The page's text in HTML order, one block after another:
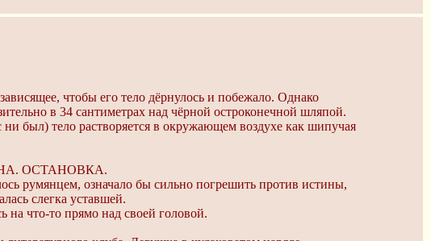
чтобы его тело дёрнулось и побежало. Однако
в 34 сантиметрах над чёрной остроконечной шляпой.
был) тело растворяется в окружающем воздухе как шипучая
ОСТАНОВКА.
румянцем, означало бы сильно погрешить против истины,
слегка уставшей.
на что-то прямо над своей головой.